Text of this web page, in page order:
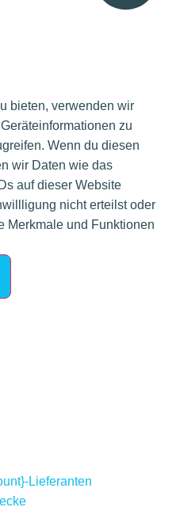
bieten, verwenden wir
zu
Wenn du diesen
wir Daten wie das
auf dieser Website
nicht erteilst oder
Merkmale und Funktionen
Lieferanten